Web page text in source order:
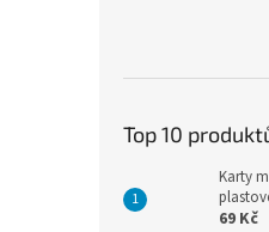
Top 10
Karty
69 Kč